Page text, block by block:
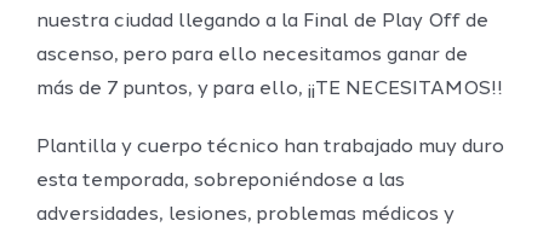
nuestra ciudad llegando a la Final de Play Off de
ascenso, pero para ello necesitamos ganar de
más de 7 puntos, y para ello, ¡¡TE NECESITAMOS!!
Plantilla y cuerpo técnico han trabajado muy duro
esta temporada, sobreponiéndose a las
adversidades, lesiones, problemas médicos y